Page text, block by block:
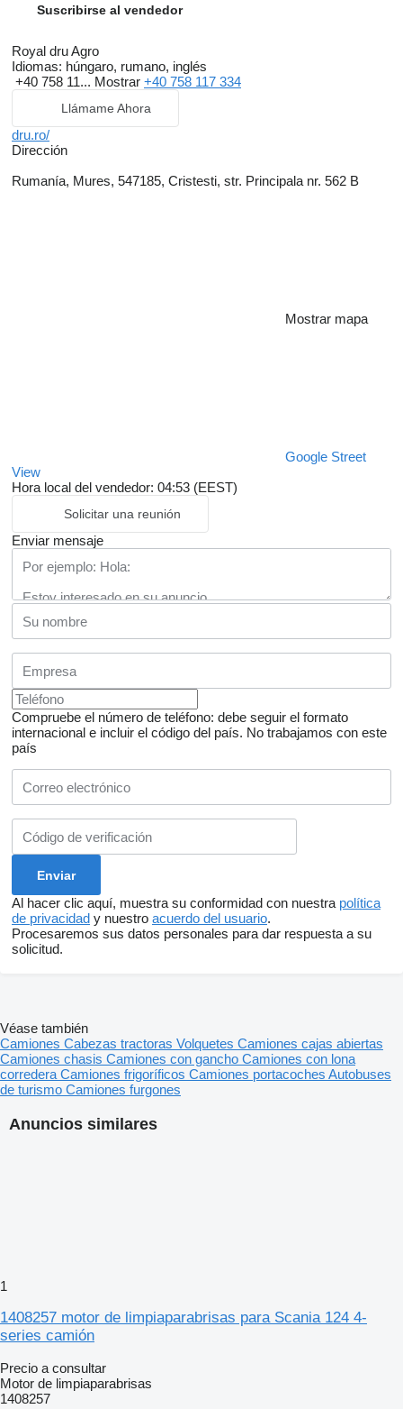
Suscribirse al vendedor
Royal dru Agro
Idiomas: húngaro, rumano, inglés
+40 758 11... Mostrar +40 758 117 334
Llámame Ahora
dru.ro/
Dirección
Rumanía, Mures, 547185, Cristesti, str. Principala nr. 562 B
Mostrar mapa
Google Street
View
Hora local del vendedor: 04:53 (EEST)
Solicitar una reunión
Enviar mensaje
Compruebe el número de teléfono: debe seguir el formato
internacional e incluir el código del país. No trabajamos con este
país
Al hacer clic aquí, muestra su conformidad con nuestra política
de privacidad y nuestro acuerdo del usuario.
Procesaremos sus datos personales para dar respuesta a su
solicitud.
Anuncios similares
1
1408257 motor de limpiaparabrisas para Scania 124 4-
series camión
Precio a consultar
Motor de limpiaparabrisas
1408257
Véase también
Camiones Cabezas tractoras Volquetes Camiones cajas abiertas
Camiones chasis Camiones con gancho Camiones con lona
corredera Camiones frigoríficos Camiones portacoches Autobuses
de turismo Camiones furgones